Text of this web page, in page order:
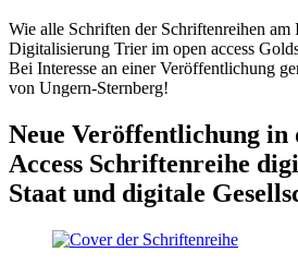
Wie alle Schriften der Schriftenreihen am
Digitalisierung Trier im open access
Bei Interesse an einer Veröffentlichung
von Ungern-Sternberg!
Neue Veröffentlichung in
Access Schriftenreihe
Staat und digitale